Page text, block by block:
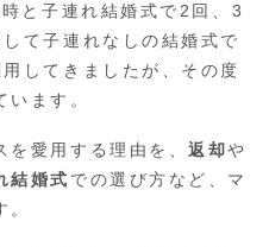
と子連れ結婚式で2回、3
て子連れなしの結婚式で
してきましたが、その度
ます。
を愛用する理由を、返却や
結婚式 での選び方など、マ